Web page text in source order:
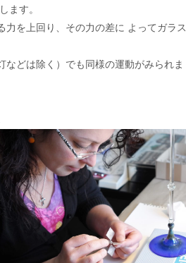
ます。
を上回り、その力の差に よってガラス
どは除く）でも同様の運動がみられま